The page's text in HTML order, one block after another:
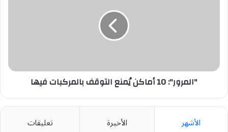
"المرور": 10 أماكن يُمنع التوقف بالمركبات فيها
الأشهر الأخيرة تعليقات